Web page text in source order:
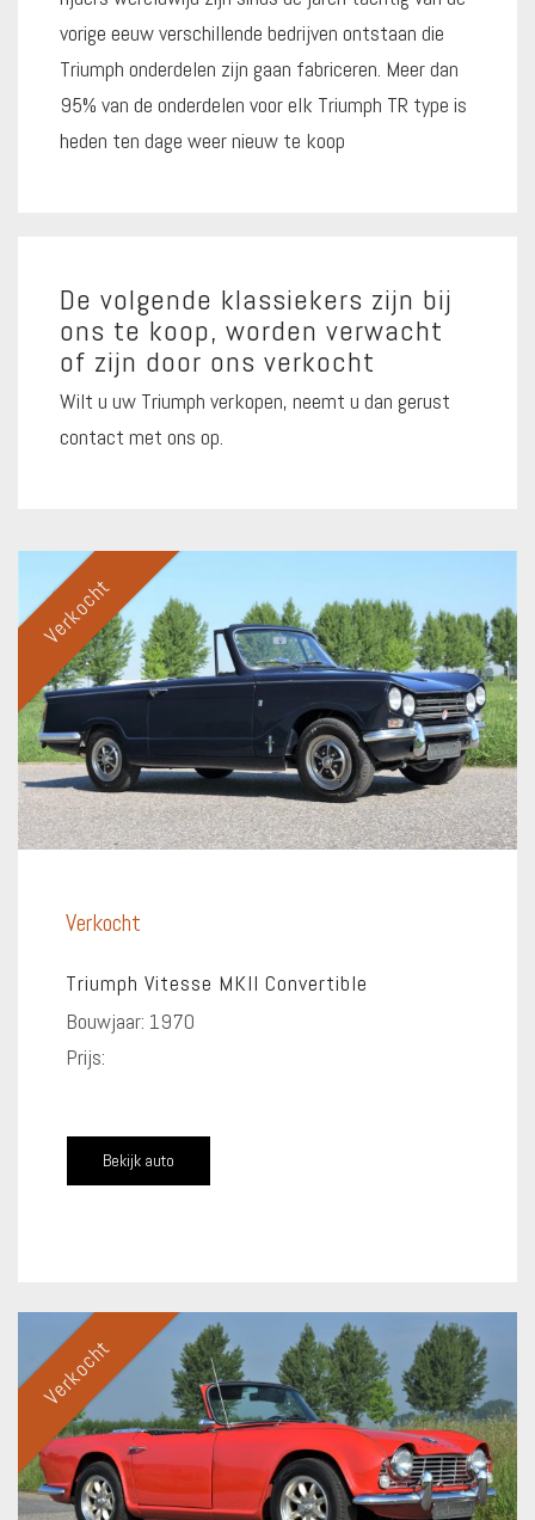
vorige eeuw verschillende bedrijven ontstaan die
Triumph onderdelen zijn gaan fabriceren. Meer dan
95% van de onderdelen voor elk Triumph TR type is
heden ten dage weer nieuw te koop
De volgende klassiekers zijn bij
ons te koop, worden verwacht
of zijn door ons verkocht
Wilt u uw Triumph verkopen, neemt u dan gerust
contact met ons op.
Verkocht
Verkocht
Triumph Vitesse MKII Convertible
Bouwjaar: 1970
Prijs:
Bekijk auto
Verkocht